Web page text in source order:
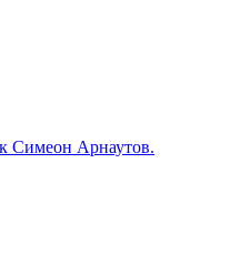
Симеон Арнаутов.